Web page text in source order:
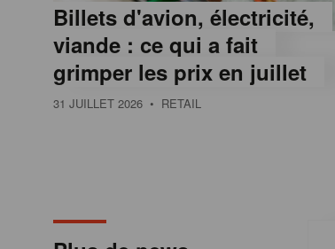
Billets d'avion, électricité,
viande : ce qui a fait
grimper les prix en juillet
31 JUILLET 2026 • RETAIL